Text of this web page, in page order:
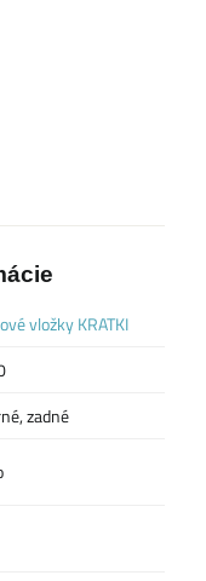
vložky KRATKI
zadné